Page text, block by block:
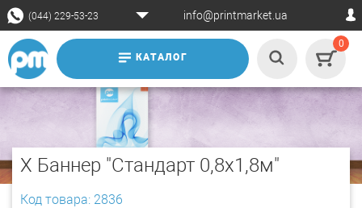
(044) 229-53-23 info@printmarket.ua
КАТАЛОГ
0
X Баннер "Стандарт 0,8x1,8м"
Код товара: 2836